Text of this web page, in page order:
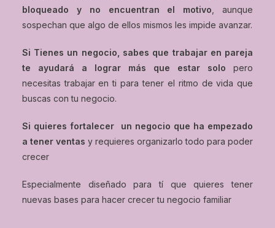
bloqueado y no encuentran el motivo , aunque
sospechan que algo de ellos mismos les impide avanzar.
Si Tienes un negocio, sabes que trabajar en pareja
te ayudará a lograr más que estar solo pero
necesitas trabajar en ti para tener el ritmo de vida que
buscas con tu negocio.
Si quieres fortalecer un negocio que ha empezado
a tener ventas y requieres organizarlo todo para poder
crecer
Especialmente diseñado para tí que quieres tener
nuevas bases para hacer crecer tu negocio familiar